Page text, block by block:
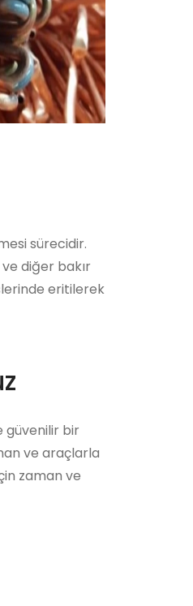
sürecidir.
diğer bakır
eritilerek
güvenilir bir
ve araçlarla
zaman ve